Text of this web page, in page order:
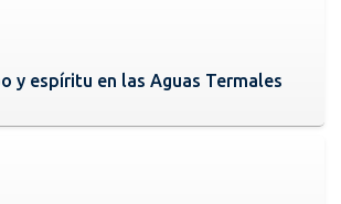
y espíritu en las Aguas Termales